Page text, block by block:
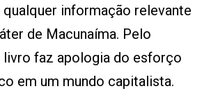
qualquer informação relevante
de Macunaíma. Pelo
livro faz apologia do esforço
em um mundo capitalista.